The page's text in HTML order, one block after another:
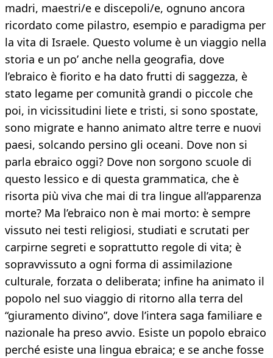
madri, maestri/e e discepoli/e, ognuno ancora
ricordato come pilastro, esempio e paradigma per
la vita di Israele. Questo volume è un viaggio nella
storia e un po’ anche nella geografia, dove
l’ebraico è fiorito e ha dato frutti di saggezza, è
stato legame per comunità grandi o piccole che
poi, in vicissitudini liete e tristi, si sono spostate,
sono migrate e hanno animato altre terre e nuovi
paesi, solcando persino gli oceani. Dove non si
parla ebraico oggi? Dove non sorgono scuole di
questo lessico e di questa grammatica, che è
risorta più viva che mai di tra lingue all’apparenza
morte? Ma l’ebraico non è mai morto: è sempre
vissuto nei testi religiosi, studiati e scrutati per
carpirne segreti e soprattutto regole di vita; è
sopravvissuto a ogni forma di assimilazione
culturale, forzata o deliberata; infine ha animato il
popolo nel suo viaggio di ritorno alla terra del
“giuramento divino”, dove l’intera saga familiare e
nazionale ha preso avvio. Esiste un popolo ebraico
perché esiste una lingua ebraica; e se anche fosse